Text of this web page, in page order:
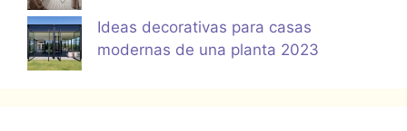
Ideas decorativas para casas
modernas de una planta 2023